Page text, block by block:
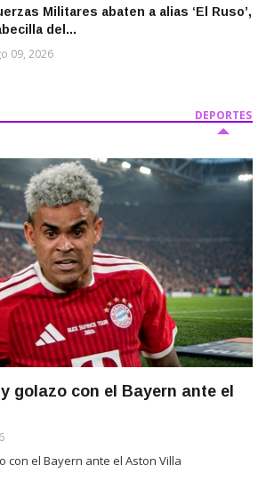
Militares abaten a alias ‘El Ruso’,
del...
09, 2026
DEPORTES
golazo con el Bayern ante el
con el Bayern ante el Aston Villa